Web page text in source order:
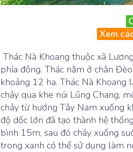
Xem
Thác Nà Khoang thuộc xã
phía đông. Thác nằm ở chân
khoảng 12 ha. Thác Nà Khoang
chảy qua khe núi Lũng Chang,
chảy từ hướng Tây Nam xuống
độ dốc lớn đã tạo thành hệ
bình 15m, sau đó chảy xuống
trong xanh có thể sử dụng làm